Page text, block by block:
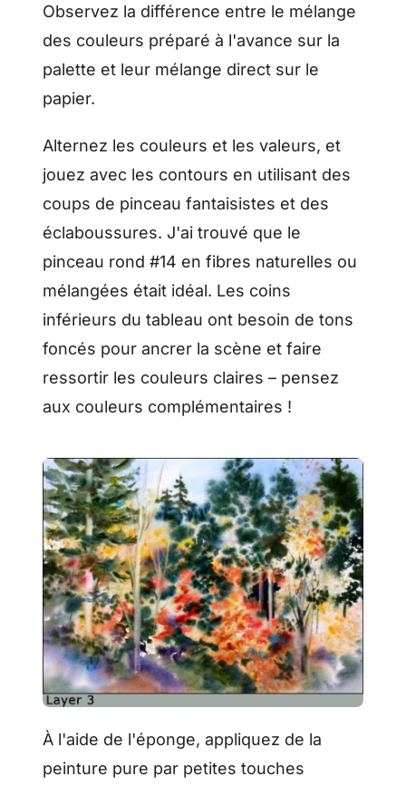
Observez la différence entre le mélange
des couleurs préparé à l'avance sur la
palette et leur mélange direct sur le
papier.
Alternez les couleurs et les valeurs, et
jouez avec les contours en utilisant des
coups de pinceau fantaisistes et des
éclaboussures. J'ai trouvé que le
pinceau rond #14 en fibres naturelles ou
mélangées était idéal. Les coins
inférieurs du tableau ont besoin de tons
foncés pour ancrer la scène et faire
ressortir les couleurs claires – pensez
aux couleurs complémentaires !
À l'aide de l'éponge, appliquez de la
peinture pure par petites touches